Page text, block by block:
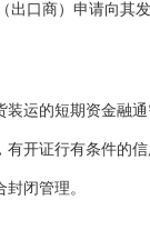
出口商）申请向其
装运的短期资金融
有开证行有条件的
闭管理。